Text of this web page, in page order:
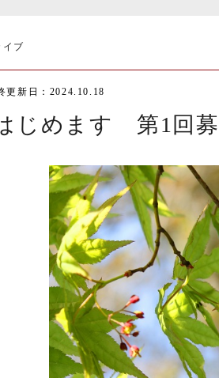
イブ
更新日：2024.10.18
じめます 第1回